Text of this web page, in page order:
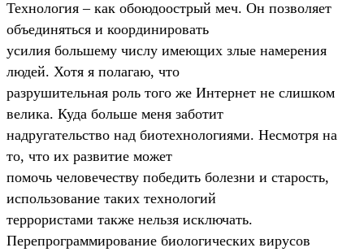
Технология – как обоюдоострый меч. Он позволяет
объединяться и координировать
усилия большему числу имеющих злые намерения
людей. Хотя я полагаю, что
разрушительная роль того же Интернет не слишком
велика. Куда больше меня заботит
надругательство над биотехнологиями. Несмотря на
то, что их развитие может
помочь человечеству победить болезни и старость,
использование таких технологий
террористами также нельзя исключать.
Перепрограммирование биологических вирусов